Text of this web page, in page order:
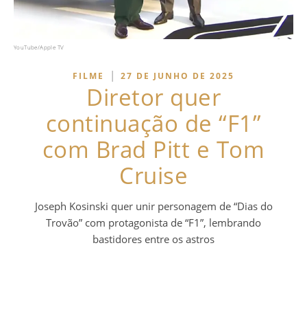
YouTube/Apple TV
FILME | 27 DE JUNHO DE 2025
Diretor quer
continuação de “F1”
com Brad Pitt e Tom
Cruise
Joseph Kosinski quer unir personagem de “Dias do
Trovão” com protagonista de “F1”, lembrando
bastidores entre os astros